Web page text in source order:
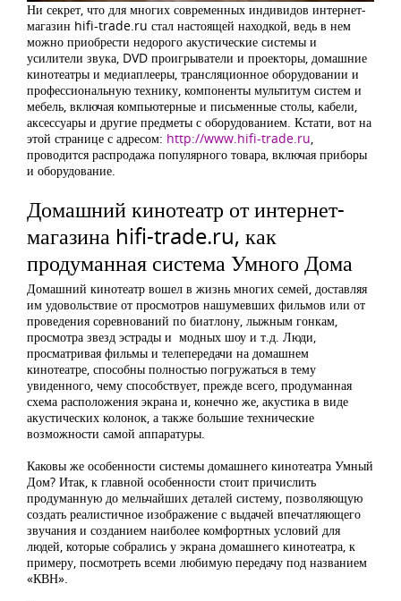
Ни секрет, что для многих современных индивидов интернет-
магазин hifi-trade.ru стал настоящей находкой, ведь в нем
можно приобрести недорого акустические системы и
усилители звука, DVD проигрыватели и проекторы, домашние
кинотеатры и медиаплееры, трансляционное оборудовании и
профессиональную технику, компоненты мультитум систем и
мебель, включая компьютерные и письменные столы, кабели,
аксессуары и другие предметы с оборудованием. Кстати, вот на
этой странице с адресом: http://www.hifi-trade.ru,
проводится распродажа популярного товара, включая приборы
и оборудование.
Домашний кинотеатр от интернет-
магазина hifi-trade.ru, как
продуманная система Умного Дома
Домашний кинотеатр вошел в жизнь многих семей, доставляя
им удовольствие от просмотров нашумевших фильмов или от
проведения соревнований по биатлону, лыжным гонкам,
просмотра звезд эстрады и модных шоу и т.д. Люди,
просматривая фильмы и телепередачи на домашнем
кинотеатре, способны полностью погружаться в тему
увиденного, чему способствует, прежде всего, продуманная
схема расположения экрана и, конечно же, акустика в виде
акустических колонок, а также большие технические
возможности самой аппаратуры.
Каковы же особенности системы домашнего кинотеатра Умный
Дом? Итак, к главной особенности стоит причислить
продуманную до мельчайших деталей систему, позволяющую
создать реалистичное изображение с выдачей впечатляющего
звучания и созданием наиболее комфортных условий для
людей, которые собрались у экрана домашнего кинотеатра, к
примеру, посмотреть всеми любимую передачу под названием
«КВН».